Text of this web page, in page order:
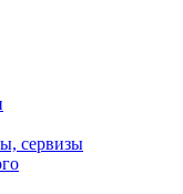
сервизы